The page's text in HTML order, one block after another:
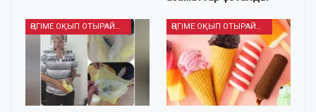
ӘҢГІМЕ ОҚЫП ОТЫРАЙЫҚ ӘҢГІМЕ ОҚЫП ОТЫРАЙЫҚ